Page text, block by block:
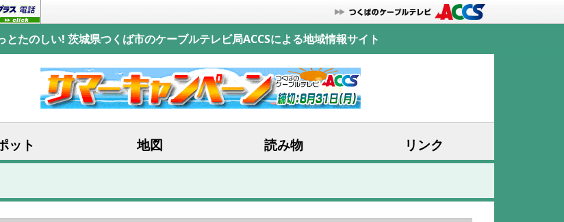
たのしい! 茨城県つくば市のケーブルテレビ局ACCSによる地域情報サイト
ット 地図 読み物 リンク